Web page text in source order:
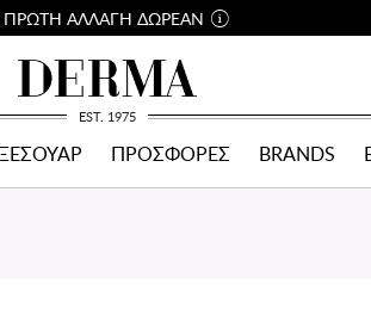
ΑΛΛΑΓΗ ΔΩΡΕΑΝ
EST. 1975
ΠΡΟΣΦΟΡΕΣ BRANDS